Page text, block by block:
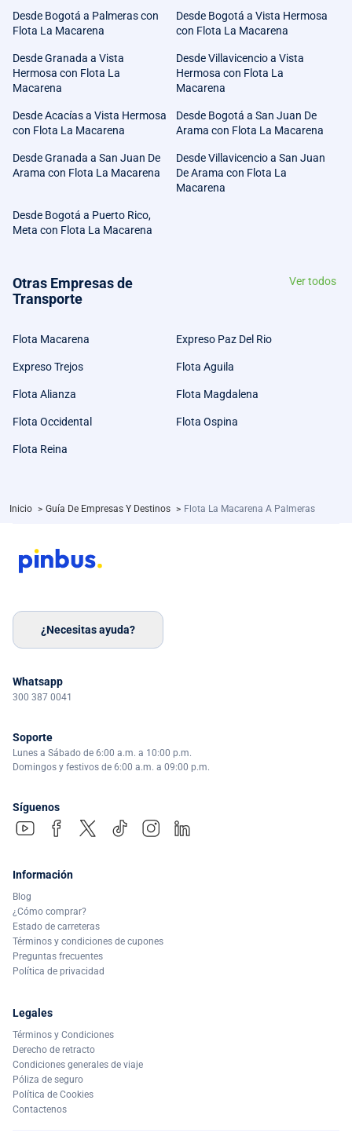
Desde Bogotá a Palmeras con
Flota La Macarena
Desde Bogotá a Vista Hermosa
con Flota La Macarena
Desde Granada a Vista
Hermosa con Flota La
Macarena
Desde Villavicencio a Vista
Hermosa con Flota La
Macarena
Desde Acacías a Vista Hermosa
con Flota La Macarena
Desde Bogotá a San Juan De
Arama con Flota La Macarena
Desde Granada a San Juan De
Arama con Flota La Macarena
Desde Villavicencio a San Juan
De Arama con Flota La
Macarena
Desde Bogotá a Puerto Rico,
Meta con Flota La Macarena
Otras Empresas de
Transporte
Ver todos
Flota Macarena Expreso Paz Del Rio
Expreso Trejos Flota Aguila
Flota Alianza Flota Magdalena
Flota Occidental Flota Ospina
Flota Reina
Inicio > Guía De Empresas Y Destinos > Flota La Macarena A Palmeras
¿Necesitas ayuda?
Whatsapp
300 387 0041
Soporte
Lunes a Sábado de 6:00 a.m. a 10:00 p.m.
Domingos y festivos de 6:00 a.m. a 09:00 p.m.
Síguenos
Información
Blog
¿Cómo comprar?
Estado de carreteras
Términos y condiciones de cupones
Preguntas frecuentes
Política de privacidad
Legales
Términos y Condiciones
Derecho de retracto
Condiciones generales de viaje
Póliza de seguro
Política de Cookies
Contactenos